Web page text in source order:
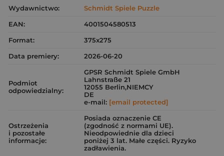
Wydawnictwo:
Schmidt Spiele Puzzle
EAN:
4001504580513
Format:
375x275
Data premiery:
2026-06-20
Podmiot
odpowiedzialny:
GPSR Schmidt Spiele GmbH
Lahnstraße 21
12055 Berlin,NIEMCY
DE
e-mail: [email protected]
Ostrzeżenia
i pozostałe
informacje:
Posiada oznaczenie CE
(zgodność z normami UE).
Nieodpowiednie dla dzieci
poniżej 3 lat. Małe części. Ryzyko
zadławienia.